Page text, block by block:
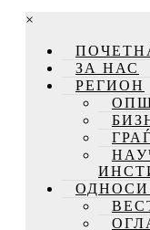
×
ЗА НАС
РЕГИОН
ОДНОСИ